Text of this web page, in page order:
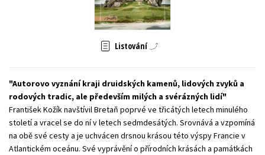
Zahraniční literatura
Všechny tituly
Listování
Autorovo vyznání kraji druidských kamenů, lidových zvyků a
rodových tradic, ale především milých a svérázných lidí
František Kožík navštívil Bretaň poprvé ve třicátých letech minulého
století a vracel se do ní v letech sedmdesátých. Srovnává a vzpomíná
na obě své cesty a je uchvácen drsnou krásou této výspy Francie v
Atlantickém oceánu. Své vyprávění o přírodních krásách a památkách